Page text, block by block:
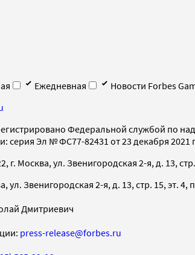
Ежедневная
Новости Forbes
Федеральной службой по
серия Эл № ФС77-82431 от 23 декабря 2021
г. Москва, ул. Звенигородская 2-я, д. 13,
ул. Звенигородская 2-я, д. 13, стр. 15, эт. 4,
Дмитриевич
press-release@forbes.ru